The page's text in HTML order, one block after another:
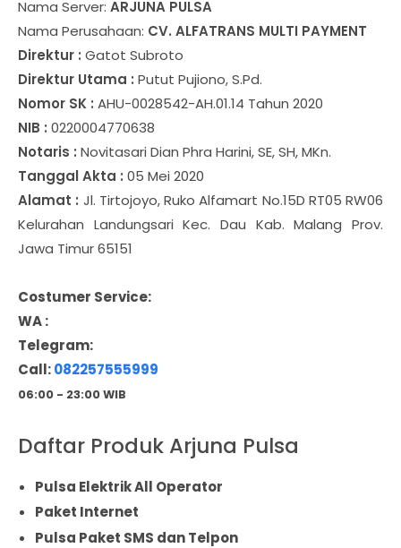
Nama Server: ARJUNA PULSA
Nama Perusahaan: CV. ALFATRANS MULTI PAYMENT
Direktur : Gatot Subroto
Direktur Utama : Putut Pujiono, S.Pd.
Nomor SK : AHU-0028542-AH.01.14 Tahun 2020
NIB : 0220004770638
Notaris : Novitasari Dian Phra Harini, SE, SH, MKn.
Tanggal Akta : 05 Mei 2020
Alamat : Jl. Tirtojoyo, Ruko Alfamart No.15D RT05 RW06
Kelurahan Landungsari Kec. Dau Kab. Malang Prov.
Jawa Timur 65151
Costumer Service:
WA :
Telegram:
Call:082257555999
06:00 - 23:00 WIB
Daftar Produk Arjuna Pulsa
Pulsa Elektrik All Operator
Paket Internet
Pulsa Paket SMS dan Telpon